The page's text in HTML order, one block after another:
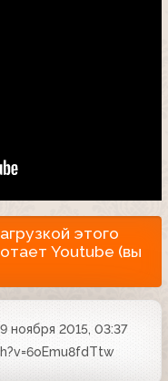
этого
Youtube (вы
ноября 2015, 03:37